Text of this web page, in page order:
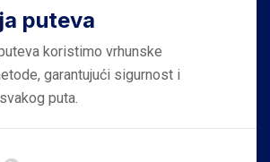
puteva
koristimo vrhunske
garantujući sigurnost i
puta.